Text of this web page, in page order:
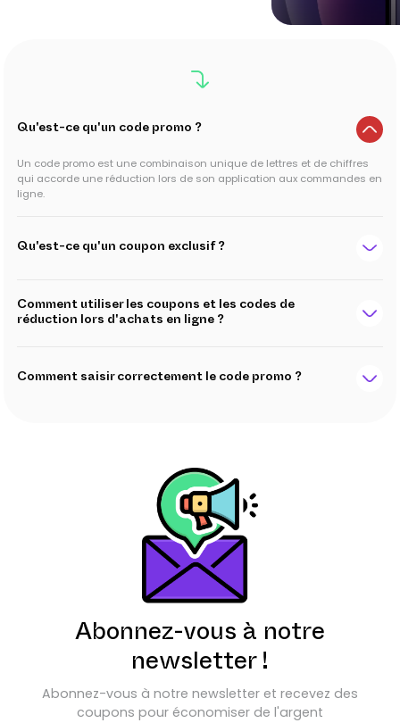
Qu'est-ce qu'un code promo ?
Un code promo est une combinaison unique de lettres et de chiffres
qui accorde une réduction lors de son application aux commandes en
ligne.
Qu'est-ce qu'un coupon exclusif ?
Comment utiliser les coupons et les codes de
réduction lors d'achats en ligne ?
Comment saisir correctement le code promo ?
Abonnez-vous à notre
newsletter !
Abonnez-vous à notre newsletter et recevez des
coupons pour économiser de l'argent